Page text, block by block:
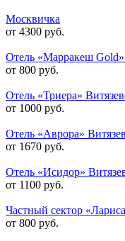
Москвичка
от 4300 руб.
Отель «Марракеш Gold»
от 800 руб.
Отель «Триера»
от 1000 руб.
Отель «Аврора»
от 1670 руб.
Отель «Исидор»
от 1100 руб.
Частный сектор
от 800 руб.